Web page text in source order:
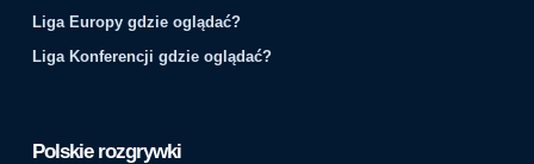
Liga Europy gdzie oglądać?
Liga Konferencji gdzie oglądać?
Polskie rozgrywki